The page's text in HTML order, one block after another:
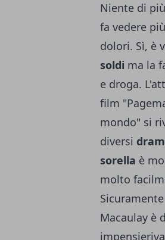
Niente di
fa vedere
dolori. Sì, è
soldi ma la
e droga.
film
mondo" si
diversi
sorella è
molto
Macaulay è